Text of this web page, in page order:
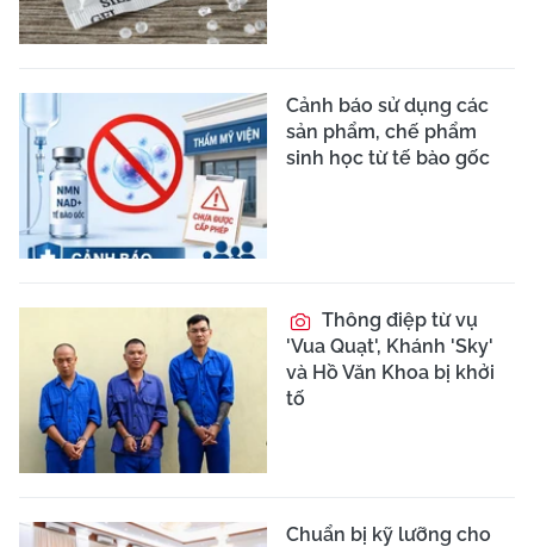
Cảnh báo sử dụng các
sản phẩm, chế phẩm
sinh học từ tế bào gốc
Thông điệp từ vụ
'Vua Quạt', Khánh 'Sky'
và Hồ Văn Khoa bị khởi
tố
Chuẩn bị kỹ lưỡng cho